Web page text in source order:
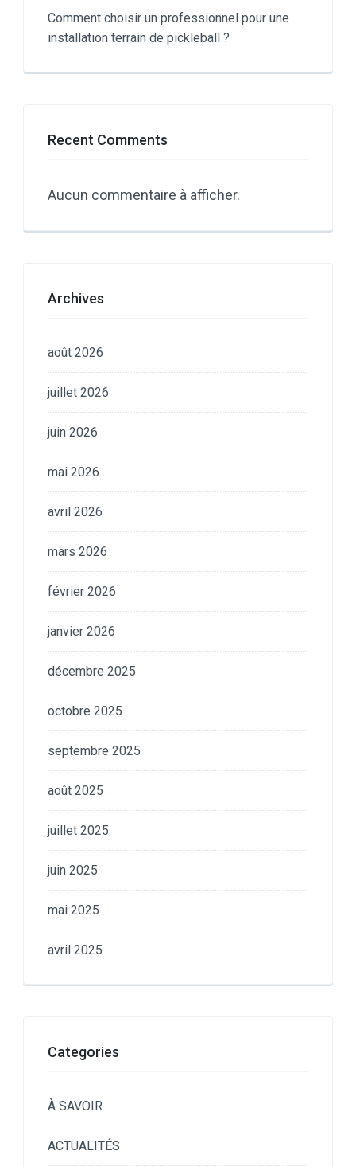
Comment choisir un professionnel pour une
installation terrain de pickleball ?
Recent Comments
Aucun commentaire à afficher.
Archives
août 2026
juillet 2026
juin 2026
mai 2026
avril 2026
mars 2026
février 2026
janvier 2026
décembre 2025
octobre 2025
septembre 2025
août 2025
juillet 2025
juin 2025
mai 2025
avril 2025
Categories
À SAVOIR
ACTUALITÉS